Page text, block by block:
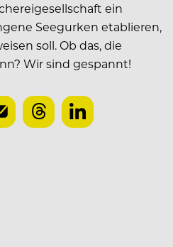
ein
Seegurken etablieren,
soll. Ob das, die
Wir sind gespannt!